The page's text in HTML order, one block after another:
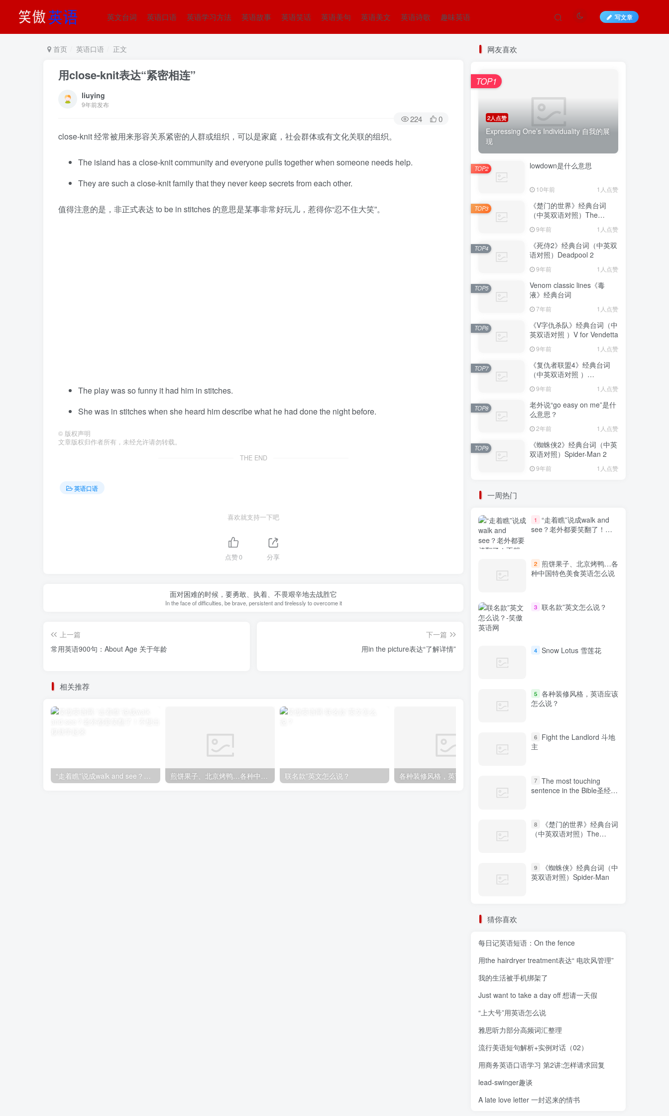
英文台词 英语口语 英语学习方法 英语故事 英语笑话 英语美句 英语美文 英语诗歌 趣味英语 写文章
首页 英语口语 正文
用close-knit表达“紧密相连”
liuying
9年前发布
224 0
close-knit 经常被用来形容关系紧密的人群或组织，可以是家庭，社会群体或有文化关联的组织。
The island has a close-knit community and everyone pulls together when someone needs help.
They are such a close-knit family that they never keep secrets from each other.
值得注意的是，非正式表达 to be in stitches 的意思是某事非常好玩儿，惹得你“忍不住大笑”。
The play was so funny it had him in stitches.
She was in stitches when she heard him describe what he had done the night before.
© 版权声明
文章版权归作者所有，未经允许请勿转载。
THE END
英语口语
喜欢就支持一下吧
点赞0 分享
面对困难的时候，要勇敢、执着、不畏艰辛地去战胜它
In the face of difficulties, be brave, persistent and tirelessly to overcome it
上一篇
常用英语900句：About Age 关于年龄
下一篇
用in the picture表达“了解详情”
相关推荐
煎饼果子、北京烤鸭…各种中国特色美食英语怎么说 联名款”英文怎么说？
网友喜欢
2人点赞
Expressing One’s Individuality 自我的展
现
TOP1
lowdown是什么意思
10年前 1人点赞
TOP2
《楚门的世界》经典台词
（中英双语对照）The
9年前 1人点赞
TOP3
《死侍2》经典台词（中英双
语对照）Deadpool 2
9年前 1人点赞
TOP4
Venom classic lines《毒
液》经典台词
7年前 1人点赞
TOP5
《V字仇杀队》经典台词（中
英双语对照 ）V for Vendetta
9年前 1人点赞
TOP6
《复仇者联盟4》经典台词
（中英双语对照 ）
Avengers: Endgame
9年前 1人点赞
TOP7
老外说“go easy on me”是什
么意思？
2年前 1人点赞
TOP8
《蜘蛛侠2》经典台词（中英
双语对照）Spider-Man 2
9年前 1人点赞
TOP9
一周热门
1
“走着瞧”说成walk and
see？老外都要笑翻了！不
2 煎饼果子、北京烤鸭…各
种中国特色美食英语怎么说
3 联名款”英文怎么说？
4 Snow Lotus 雪莲花
5 各种装修风格，英语应该
怎么说？
6
Fight the Landlord 斗地
主
7 The most touching
sentence in the Bible圣经中
8
《楚门的世界》经典台词
（中英双语对照）The
9
《蜘蛛侠》经典台词（中
英双语对照）Spider-Man
猜你喜欢
每日记英语短语：On the fence
用the hairdryer treatment表达“ 电吹风管理”
我的生活被手机绑架了
Just want to take a day off 想请一天假
“上大号”用英语怎么说
雅思听力部分高频词汇整理
流行美语短句解析+实例对话（02）
用商务英语口语学习 第2讲:怎样请求回复
lead-swinger趣谈
A late love letter 一封迟来的情书